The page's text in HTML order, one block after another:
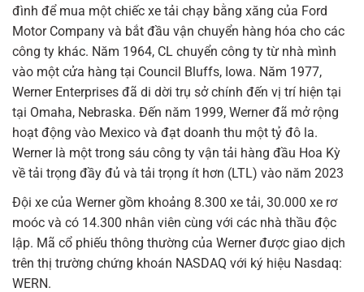
đình để mua một chiếc xe tải chạy bằng xăng của Ford
Motor Company và bắt đầu vận chuyển hàng hóa cho các
công ty khác. Năm 1964, CL chuyển công ty từ nhà mình
vào một cửa hàng tại Council Bluffs, Iowa. Năm 1977,
Werner Enterprises đã di dời trụ sở chính đến vị trí hiện tại
tại Omaha, Nebraska. Đến năm 1999, Werner đã mở rộng
hoạt động vào Mexico và đạt doanh thu một tỷ đô la.
Werner là một trong sáu công ty vận tải hàng đầu Hoa Kỳ
về tải trọng đầy đủ và tải trọng ít hơn (LTL) vào năm 2023
Đội xe của Werner gồm khoảng 8.300 xe tải, 30.000 xe rơ
moóc và có 14.300 nhân viên cùng với các nhà thầu độc
lập. Mã cổ phiếu thông thường của Werner được giao dịch
trên thị trường chứng khoán NASDAQ với ký hiệu Nasdaq:
WERN.